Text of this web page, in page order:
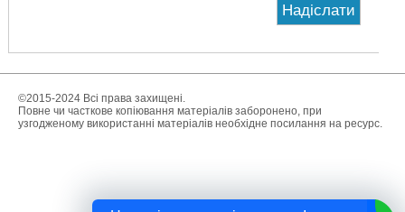
©2015-2024 Всі права захищені.
Повне чи часткове копіювання матеріалів заборонено, при
узгодженому використанні матеріалів необхідне посилання на ресурс.